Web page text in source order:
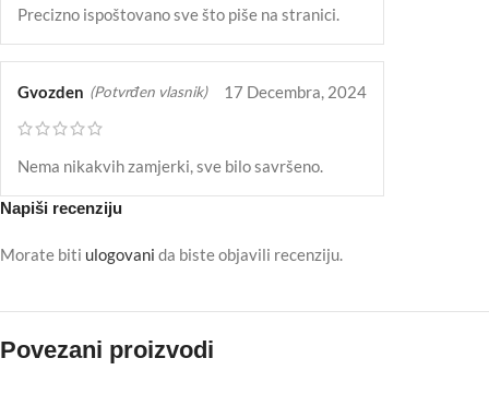
Precizno ispoštovano sve što piše na stranici.
Gvozden (Potvrđen vlasnik) 17 Decembra, 2024
Nema nikakvih zamjerki, sve bilo savršeno.
Napiši recenziju
Morate biti ulogovani da biste objavili recenziju.
Povezani proizvodi